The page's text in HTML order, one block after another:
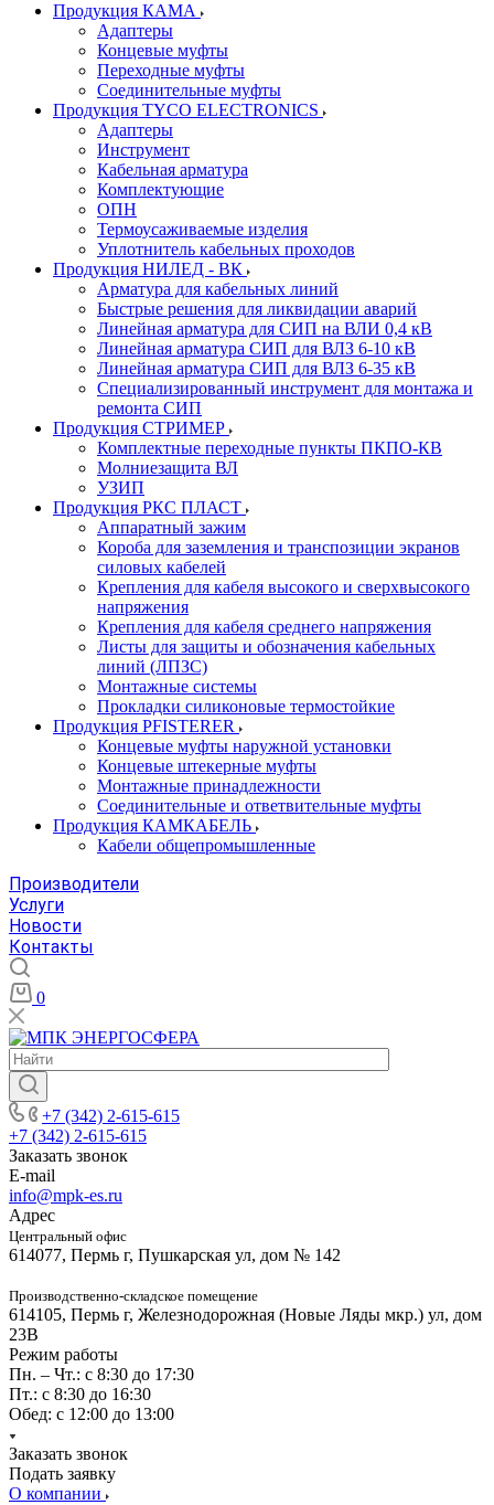
Продукция КАМА
Адаптеры
Концевые муфты
Переходные муфты
Соединительные муфты
Продукция TYCO ELECTRONICS
Адаптеры
Инструмент
Кабельная арматура
Комплектующие
ОПН
Термоусаживаемые изделия
Уплотнитель кабельных проходов
Продукция НИЛЕД - ВК
Арматура для кабельных линий
Быстрые решения для ликвидации аварий
Линейная арматура для СИП на ВЛИ 0,4 кВ
Линейная арматура СИП для ВЛЗ 6-10 кВ
Линейная арматура СИП для ВЛЗ 6-35 кВ
Специализированный инструмент для монтажа и
ремонта СИП
Продукция СТРИМЕР
Комплектные переходные пункты ПКПО-КВ
Молниезащита ВЛ
УЗИП
Продукция РКС ПЛАСТ
Аппаратный зажим
Короба для заземления и транспозиции экранов
силовых кабелей
Крепления для кабеля высокого и сверхвысокого
напряжения
Крепления для кабеля среднего напряжения
Листы для защиты и обозначения кабельных
линий (ЛПЗС)
Монтажные системы
Прокладки силиконовые термостойкие
Продукция PFISTERER
Концевые муфты наружной установки
Концевые штекерные муфты
Монтажные принадлежности
Соединительные и ответвительные муфты
Продукция КАМКАБЕЛЬ
Кабели общепромышленные
Производители
Услуги
Новости
Контакты
0
+7 (342) 2-615-615
+7 (342) 2-615-615
Заказать звонок
E-mail
info@mpk-es.ru
Адрес
Центральный офис
614077, Пермь г, Пушкарская ул, дом № 142
Производственно-складское помещение
614105, Пермь г, Железнодорожная (Новые Ляды мкр.) ул, дом
23В
Режим работы
Пн. – Чт.: с 8:30 до 17:30
Пт.: с 8:30 до 16:30
Обед: с 12:00 до 13:00
Заказать звонок
Подать заявку
О компании